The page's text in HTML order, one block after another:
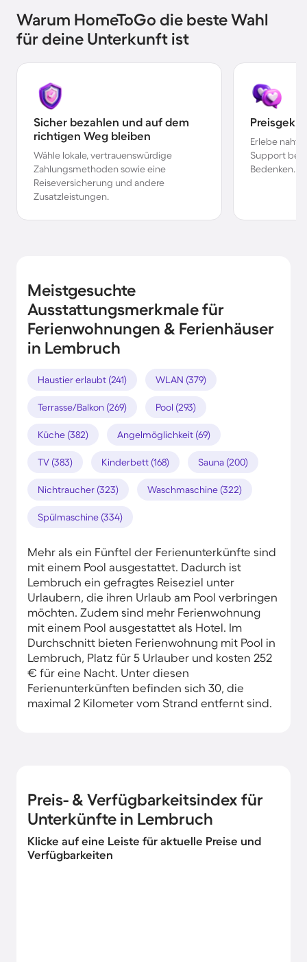
Warum HomeToGo die beste Wahl
für deine Unterkunft ist
Sicher bezahlen und auf dem
richtigen Weg bleiben
Wähle lokale, vertrauenswürdige
Zahlungsmethoden sowie eine
Reiseversicherung und andere
Zusatzleistungen.
Erlebe
Support bei
Bedenken.
Meistgesuchte
Ausstattungsmerkmale für
Ferienwohnungen & Ferienhäuser
in Lembruch
Haustier erlaubt (241) WLAN (379)
Terrasse/Balkon (269) Pool (293)
Küche (382) Angelmöglichkeit (69)
TV (383) Kinderbett (168) Sauna (200)
Nichtraucher (323) Waschmaschine (322)
Spülmaschine (334)
Mehr als ein Fünftel der Ferienunterkünfte sind
mit einem Pool ausgestattet. Dadurch ist
Lembruch ein gefragtes Reiseziel unter
Urlaubern, die ihren Urlaub am Pool verbringen
möchten. Zudem sind mehr Ferienwohnung
mit einem Pool ausgestattet als Hotel. Im
Durchschnitt bieten Ferienwohnung mit Pool in
Lembruch, Platz für 5 Urlauber und kosten 252
€ für eine Nacht. Unter diesen
Ferienunterkünften befinden sich 30, die
maximal 2 Kilometer vom Strand entfernt sind.
Preis- & Verfügbarkeitsindex für
Unterkünfte in Lembruch
Klicke auf eine Leiste für aktuelle Preise und
Verfügbarkeiten